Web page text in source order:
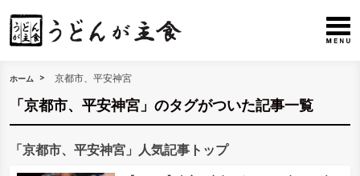
ホーム 京都市、平安神宮
「京都市、平安神宮」のタグがついた記事一覧
「京都市、平安神宮」人気記事トップ